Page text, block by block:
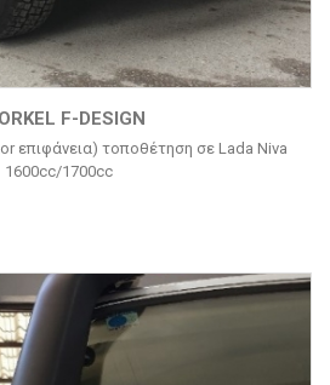
F-DESIGN
επιφάνεια) τοποθέτηση σε Lada Niva
1600cc/1700cc